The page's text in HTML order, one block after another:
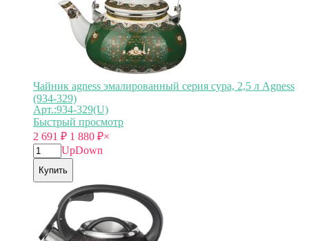
Чайник agness эмалированный серия сура, 2,5 л Agness
(934-329)
Арт.:934-329(U)
Быстрый просмотр
2 691 ₽ 1 880 ₽×
UpDown
Купить